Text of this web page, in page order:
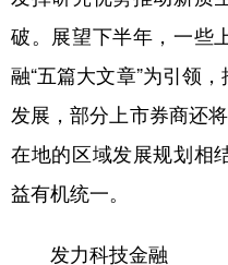
彩票 娱乐
公益 一带一路
文化产业
地方频道
破。展望下半年，一些
融“五篇大文章”为引领
发展，部分上市券商还
在地的区域发展规划相
益有机统一。
发力科技金融